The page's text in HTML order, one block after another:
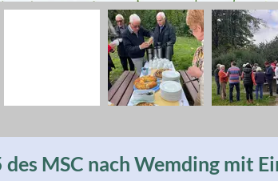
MSC nach Wemding mit